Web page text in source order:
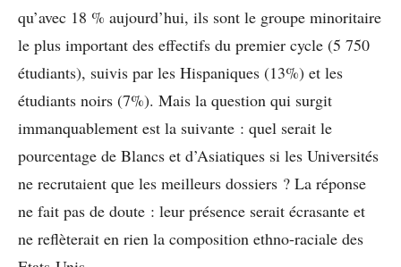
qu’avec 18 % aujourd’hui, ils sont le groupe minoritaire
le plus important des effectifs du premier cycle (5 750
étudiants), suivis par les Hispaniques (13%) et les
étudiants noirs (7%). Mais la question qui surgit
immanquablement est la suivante : quel serait le
pourcentage de Blancs et d’Asiatiques si les Universités
ne recrutaient que les meilleurs dossiers ? La réponse
ne fait pas de doute : leur présence serait écrasante et
ne reflèterait en rien la composition ethno-raciale des